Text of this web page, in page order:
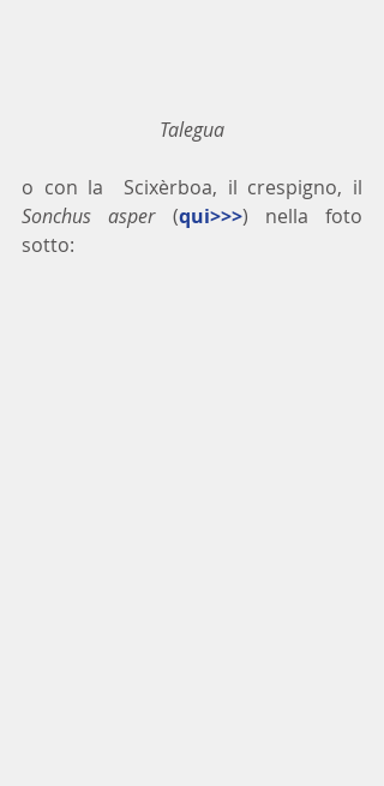
Talegua
Sonchus asper (qui>>>) nella foto
sotto: